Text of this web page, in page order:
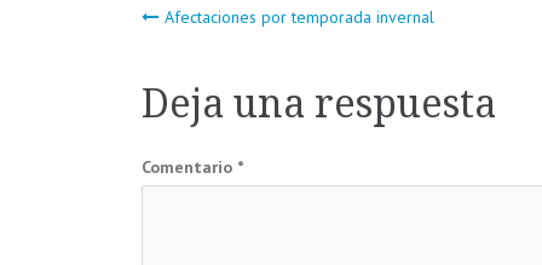
Navegación
de
entradas
Afectaciones por temporada invernal
Deja una respuesta
Comentario *